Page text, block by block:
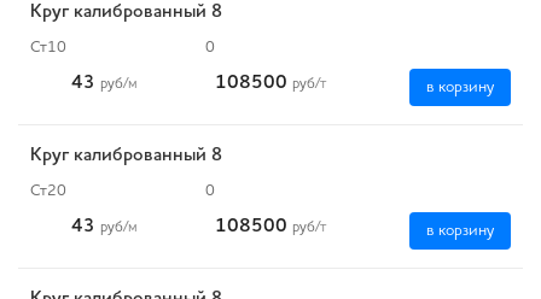
Круг калиброванный 8
Ст10 0
43 руб/м 108500 руб/т в корзину
Круг калиброванный 8
Ст20 0
43 руб/м 108500 руб/т в корзину